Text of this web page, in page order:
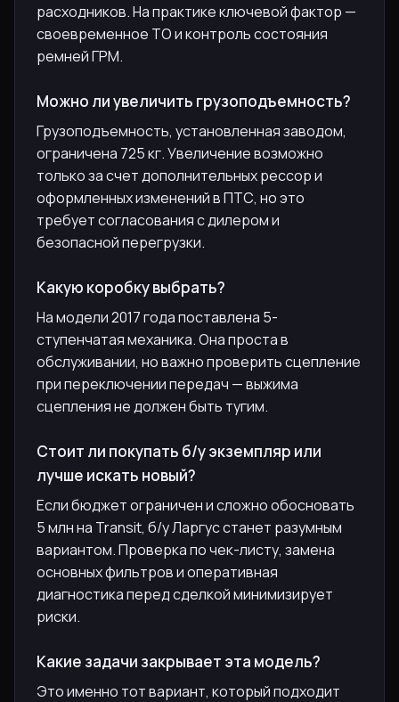
расходников. На практике ключевой фактор —
своевременное ТО и контроль состояния
ремней ГРМ.
Можно ли увеличить грузоподъемность?
Грузоподъемность, установленная заводом,
ограничена 725 кг. Увеличение возможно
только за счет дополнительных рессор и
оформленных изменений в ПТС, но это
требует согласования с дилером и
безопасной перегрузки.
Какую коробку выбрать?
На модели 2017 года поставлена 5-
ступенчатая механика. Она проста в
обслуживании, но важно проверить сцепление
при переключении передач — выжима
сцепления не должен быть тугим.
Стоит ли покупать б/у экземпляр или
лучше искать новый?
Если бюджет ограничен и сложно обосновать
5 млн на Transit, б/у Ларгус станет разумным
вариантом. Проверка по чек-листу, замена
основных фильтров и оперативная
диагностика перед сделкой минимизирует
риски.
Какие задачи закрывает эта модель?
Это именно тот вариант, который подходит